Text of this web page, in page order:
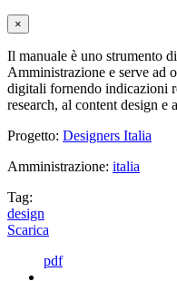
×
Il manuale è uno strumento
Amministrazione e serve ad
digitali fornendo indicazioni
research, al content design e
Progetto: Designers Italia
Amministrazione: italia
Tag:
design
Scarica
pdf